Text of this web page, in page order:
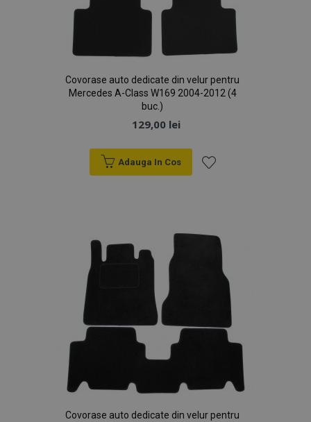
Covorase auto dedicate din velur pentru
Mercedes A-Class W169 2004-2012 (4
buc.)
129,00 lei
Adauga In Cos
Dorințe
Covorase auto dedicate din velur pentru